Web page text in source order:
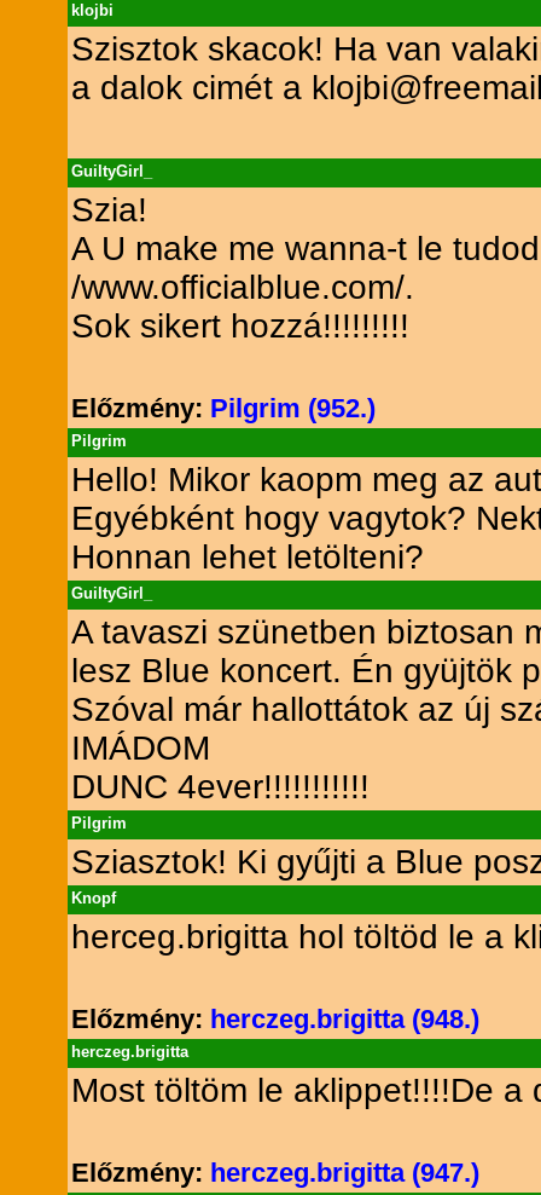
klojbi
Szisztok skacok! Ha van
a dalok cimét a
GuiltyGirl_
Szia!
A U make me wanna-t le
/www.officialblue.com/.
Sok sikert hozzá!!!!!!!!!
Előzmény: Pilgrim (952.)
Pilgrim
Hello! Mikor kaopm meg az
Egyébként hogy vagytok?
Honnan lehet letölteni?
GuiltyGirl_
A tavaszi szünetben biztosan
lesz Blue koncert. Én gyüjtök
Szóval már hallottátok az új
IMÁDOM
DUNC 4ever!!!!!!!!!!!
Pilgrim
Sziasztok! Ki gyűjti a Blue
Knopf
herceg.brigitta hol töltöd le a
Előzmény: herczeg.brigitta (948.)
herczeg.brigitta
Most töltöm le aklippet!!!!De a
Előzmény: herczeg.brigitta (947.)